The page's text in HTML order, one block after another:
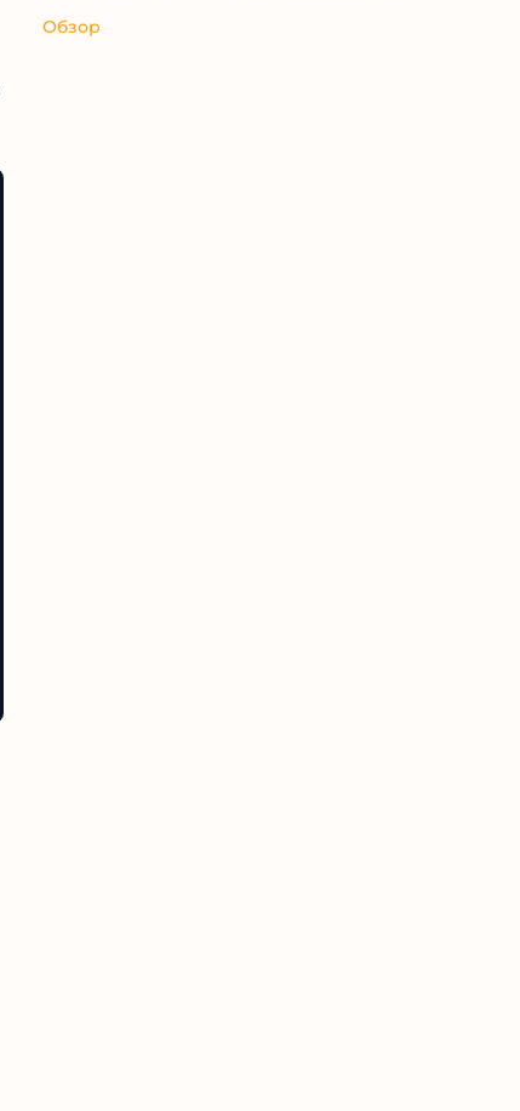
Обзор